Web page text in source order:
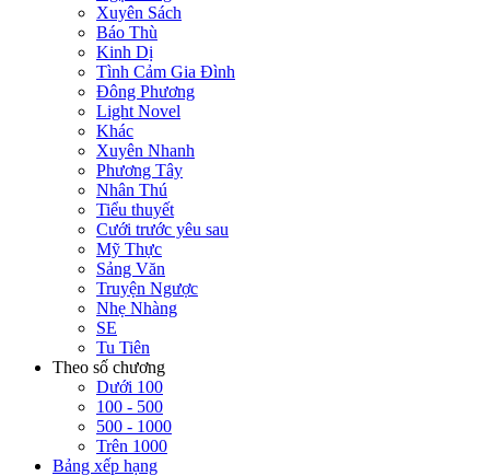
Xuyên Sách
Báo Thù
Kinh Dị
Tình Cảm Gia Đình
Đông Phương
Light Novel
Khác
Xuyên Nhanh
Phương Tây
Nhân Thú
Tiểu thuyết
Cưới trước yêu sau
Mỹ Thực
Sảng Văn
Truyện Ngược
Nhẹ Nhàng
SE
Tu Tiên
Theo số chương
Dưới 100
100 - 500
500 - 1000
Trên 1000
Bảng xếp hạng